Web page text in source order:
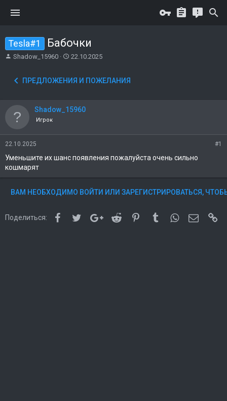
Tesla#1 Бабочки
А
о
е
м
ы
Shadow_15960
Д
а
ч
22.10.2025
ПРЕДЛОЖЕНИЯ И ПОЖЕЛАНИЯ
Shadow_15960
Игрок
22.10.2025 #1
Уменьшите их шанс появления пожалуйста очень сильно
кошмарят
ВАМ НЕОБХОДИМО ВОЙТИ ИЛИ ЗАРЕГИСТРИРОВАТЬСЯ,
Поделиться: FacebookTwitterGoogle+Reddit PinterestTumblrWhatsApp